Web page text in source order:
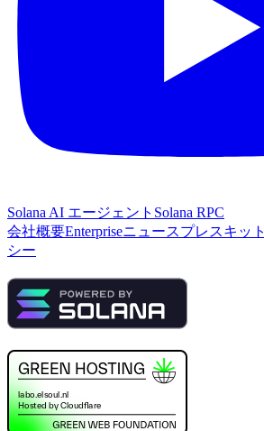
Solana AI エージェント Solana RPC
会社概要Enterpriseニュースプレスキット
シー